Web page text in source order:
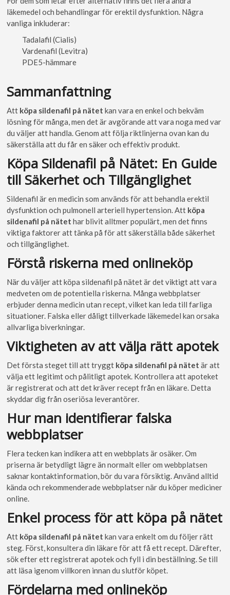
läkemedel och behandlingar för erektil dysfunktion. Några
vanliga inkluderar:
Tadalafil (Cialis)
Vardenafil (Levitra)
PDE5-hämmare
Sammanfattning
Att köpa sildenafil på nätet kan vara en enkel och bekväm
lösning för många, men det är avgörande att vara noga med var
du väljer att handla. Genom att följa riktlinjerna ovan kan du
säkerställa att du får en säker och effektiv produkt.
Köpa Sildenafil på Nätet: En Guide
till Säkerhet och Tillgänglighet
Sildenafil är en medicin som används för att behandla erektil
dysfunktion och pulmonell arteriell hypertension. Att köpa
sildenafil på nätet har blivit alltmer populärt, men det finns
viktiga faktorer att tänka på för att säkerställa både säkerhet
och tillgänglighet.
Förstå riskerna med onlineköp
När du väljer att köpa sildenafil på nätet är det viktigt att vara
medveten om de potentiella riskerna. Många webbplatser
erbjuder denna medicin utan recept, vilket kan leda till farliga
situationer. Falska eller dåligt tillverkade läkemedel kan orsaka
allvarliga biverkningar.
Viktigheten av att välja rätt apotek
Det första steget till att tryggt köpa sildenafil på nätet är att
välja ett legitimt och pålitligt apotek. Kontrollera att apoteket
är registrerat och att det kräver recept från en läkare. Detta
skyddar dig från oseriösa leverantörer.
Hur man identifierar falska
webbplatser
Flera tecken kan indikera att en webbplats är osäker. Om
priserna är betydligt lägre än normalt eller om webbplatsen
saknar kontaktinformation, bör du vara försiktig. Använd alltid
kända och rekommenderade webbplatser när du köper mediciner
online.
Enkel process för att köpa på nätet
Att köpa sildenafil på nätet kan vara enkelt om du följer rätt
steg. Först, konsultera din läkare för att få ett recept. Därefter,
sök efter ett registrerat apotek och fyll i din beställning. Se till
att läsa igenom villkoren innan du slutför köpet.
Fördelarna med onlineköp